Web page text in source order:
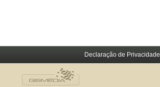
Declaração de Privacidade